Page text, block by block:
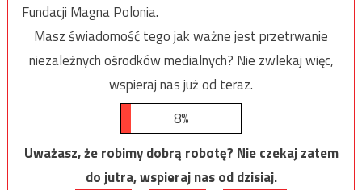
Fundacji Magna Polonia.
Masz świadomość tego jak ważne jest przetrwanie
niezależnych ośrodków medialnych? Nie zwlekaj więc,
wspieraj nas już od teraz.
8%
Uważasz, że robimy dobrą robotę? Nie czekaj zatem
do jutra, wspieraj nas od dzisiaj.